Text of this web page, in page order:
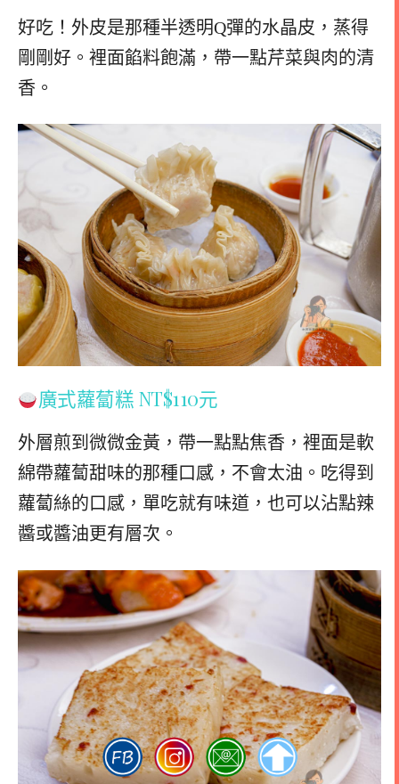
好吃！外皮是那種半透明Q彈的水晶皮，蒸得
剛剛好。裡面餡料飽滿，帶一點芹菜與肉的清
香。
廣式蘿蔔糕 NT$110元
外層煎到微微金黃，帶一點點焦香，裡面是軟
綿帶蘿蔔甜味的那種口感，不會太油。吃得到
蘿蔔絲的口感，單吃就有味道，也可以沾點辣
醬或醬油更有層次。